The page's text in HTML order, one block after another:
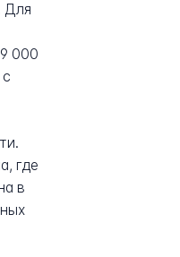
Для
000
где
в